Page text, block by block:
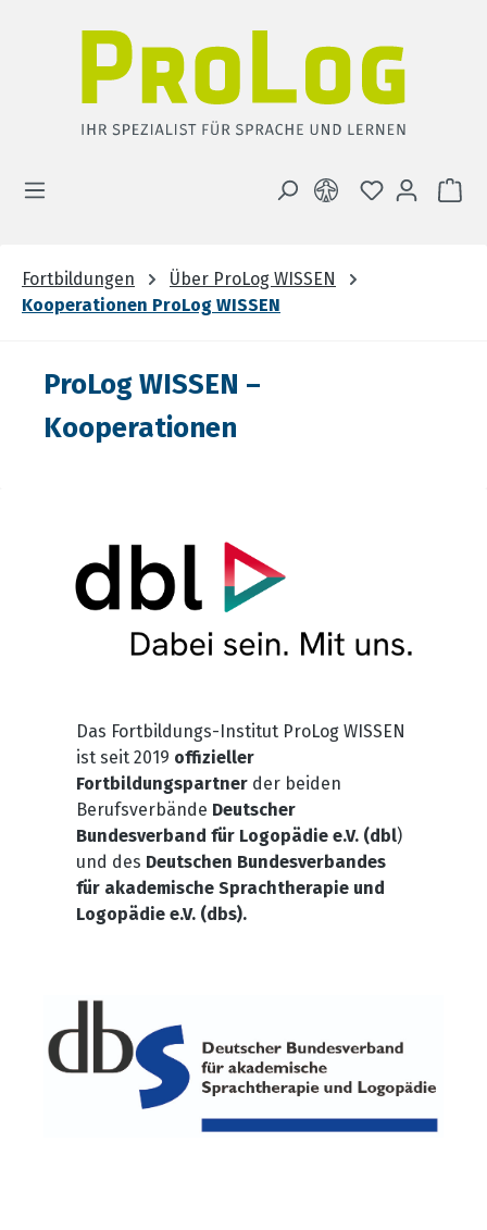
DU HAST 0
Fortbildungen
Über ProLog WISSEN
Kooperationen ProLog WISSEN
ProLog WISSEN –
Kooperationen
Das Fortbildungs-Institut ProLog WISSEN
ist seit 2019 offizieller
Fortbildungspartner der beiden
Berufsverbände Deutscher
Bundesverband für Logopädie e.V. (dbl)
und des Deutschen Bundesverbandes
für akademische Sprachtherapie und
Logopädie e.V. (dbs).